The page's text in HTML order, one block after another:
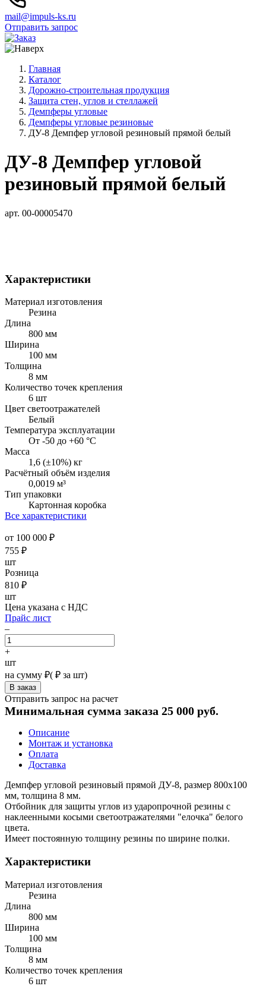
mail@impuls-ks.ru
Отправить запрос
Главная
Каталог
Дорожно-строительная продукция
Защита стен, углов и стеллажей
Демпферы угловые
Демпферы угловые резиновые
ДУ-8 Демпфер угловой резиновый прямой белый
ДУ-8 Демпфер угловой
резиновый прямой белый
арт. 00-00005470
Характеристики
Материал изготовления
Резина
Длина
800 мм
Ширина
100 мм
Толщина
8 мм
Количество точек крепления
6 шт
Цвет светоотражателей
Белый
Температура эксплуатации
От -50 до +60 °C
Масса
1,6 (±10%) кг
Расчётный объём изделия
0,0019 м³
Тип упаковки
Картонная коробка
Все характеристики
от 100 000 ₽
755 ₽
шт
Розница
810 ₽
шт
Цена указана с НДС
Прайс лист
–
+
шт
на сумму ₽( ₽ за шт)
Отправить запрос на расчет
Минимальная сумма заказа 25 000 руб.
Описание
Монтаж и установка
Оплата
Доставка
Демпфер угловой резиновый прямой ДУ-8, размер 800х100
мм, толщина 8 мм.
Отбойник для защиты углов из ударопрочной резины с
наклеенными косыми светоотражателями "елочка" белого
цвета.
Имеет постоянную толщину резины по ширине полки.
Характеристики
Материал изготовления
Резина
Длина
800 мм
Ширина
100 мм
Толщина
8 мм
Количество точек крепления
6 шт